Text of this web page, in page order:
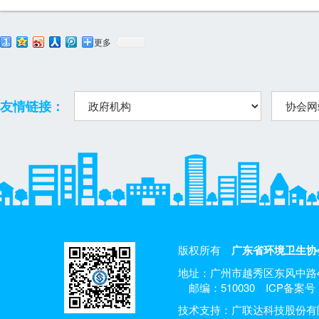
更多
友情链接：
版权所有 广东省环境卫生
地址：广州市越秀区东风中
邮编：510030
ICP备案号
技术支持：广联达科技股份